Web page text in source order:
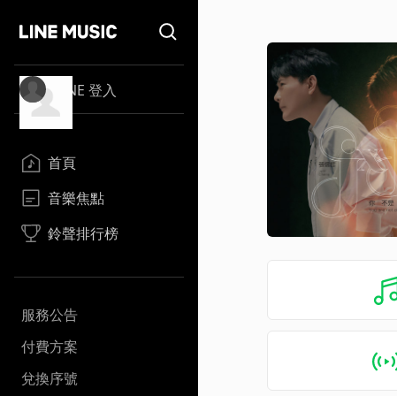
LINE 登入
首頁
音樂焦點
鈴聲排行榜
服務公告
付費方案
兌換序號